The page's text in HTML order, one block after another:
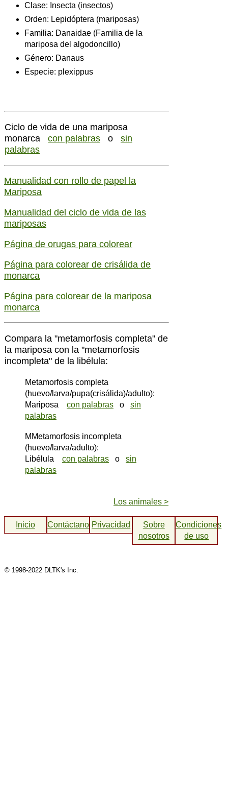
Clase: Insecta (insectos)
Orden: Lepidóptera (mariposas)
Familia: Danaidae (Familia de la
mariposa del algodoncillo)
Género: Danaus
Especie: plexippus
Ciclo de vida de una mariposa
monarca con palabras o sin
palabras
Manualidad con rollo de papel la
Mariposa
Manualidad del ciclo de vida de las
mariposas
Página de orugas para colorear
Página para colorear de crisálida de
monarca
Página para colorear de la mariposa
monarca
Compara la "metamorfosis completa" de
la mariposa con la "metamorfosis
incompleta" de la libélula:
Metamorfosis completa
(huevo/larva/pupa(crisálida)/adulto):
Mariposa con palabras o sin
palabras
MMetamorfosis incompleta
(huevo/larva/adulto):
Libélula con palabras o sin
palabras
Los animales >
Inicio ContáctanosPrivacidad
Sobre
nosotros
Condiciones
de uso
© 1998-2022 DLTK's Inc.